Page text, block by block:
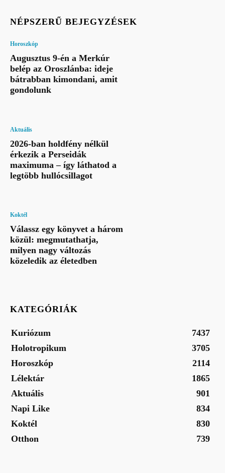
NÉPSZERŰ BEJEGYZÉSEK
Horoszkóp
Augusztus 9-én a Merkúr
belép az Oroszlánba: ideje
bátrabban kimondani, amit
gondolunk
Aktuális
2026-ban holdfény nélkül
érkezik a Perseidák
maximuma – így láthatod a
legtöbb hullócsillagot
Koktél
Válassz egy könyvet a három
közül: megmutathatja,
milyen nagy változás
közeledik az életedben
KATEGÓRIÁK
Kuriózum
7437
Holotropikum
3705
Horoszkóp
2114
Lélektár
1865
Aktuális
901
Napi Like
834
Koktél
830
Otthon
739